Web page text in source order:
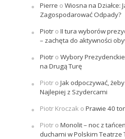
Pierre o Wiosna na Działce:
Zagospodarować Odpady?
Piotro II tura wyborów
– zachęta do aktywności
Piotro Wybory
na Drugą Turę
Piotro Jak odpoczywać,
Najlepiej z Szydercami
Piotr Kroczako Prawie 40
Piotro Monolit – noc z
duchami w Polskim Teatrze